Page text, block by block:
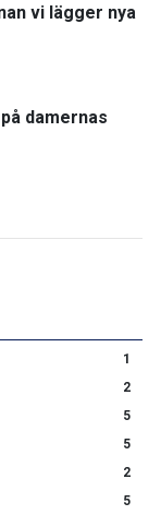
1
2
5
5
2
5
vi lägger nya
damernas